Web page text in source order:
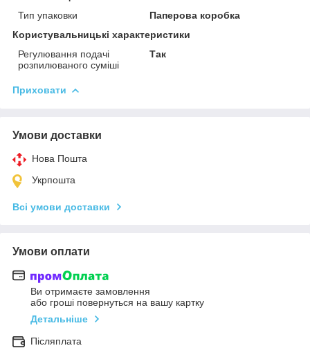
Тип упаковки
Паперова коробка
Користувальницькі характеристики
Регулювання подачі
розпилюваного суміші
Так
Приховати
Умови доставки
Нова Пошта
Укрпошта
Всі умови доставки
Умови оплати
Ви отримаєте замовлення
або гроші повернуться на вашу картку
Детальніше
Післяплата